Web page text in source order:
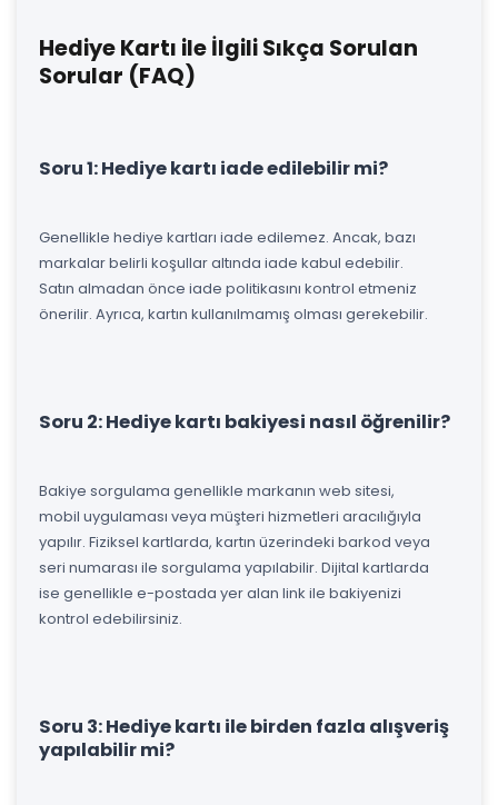
Hediye Kartı ile İlgili Sıkça Sorulan
Sorular (FAQ)
Soru 1: Hediye kartı iade edilebilir mi?
Genellikle hediye kartları iade edilemez. Ancak, bazı
markalar belirli koşullar altında iade kabul edebilir.
Satın almadan önce iade politikasını kontrol etmeniz
önerilir. Ayrıca, kartın kullanılmamış olması gerekebilir.
Soru 2: Hediye kartı bakiyesi nasıl öğrenilir?
Bakiye sorgulama genellikle markanın web sitesi,
mobil uygulaması veya müşteri hizmetleri aracılığıyla
yapılır. Fiziksel kartlarda, kartın üzerindeki barkod veya
seri numarası ile sorgulama yapılabilir. Dijital kartlarda
ise genellikle e-postada yer alan link ile bakiyenizi
kontrol edebilirsiniz.
Soru 3: Hediye kartı ile birden fazla alışveriş
yapılabilir mi?